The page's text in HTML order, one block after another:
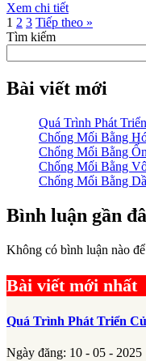
Xem chi tiết
1 2 3 Tiếp theo »
Tìm kiếm
Bài viết mới
Quá Trình Phát
Chống Mối Bằng
Chống Mối Bằng
Chống Mối Bằng
Chống Mối Bằng
Bình luận gần
Không có bình luận nào
Bài viết mới nhất
Quá Trình Phát Triển
Ngày đăng: 10 - 05 - 2025